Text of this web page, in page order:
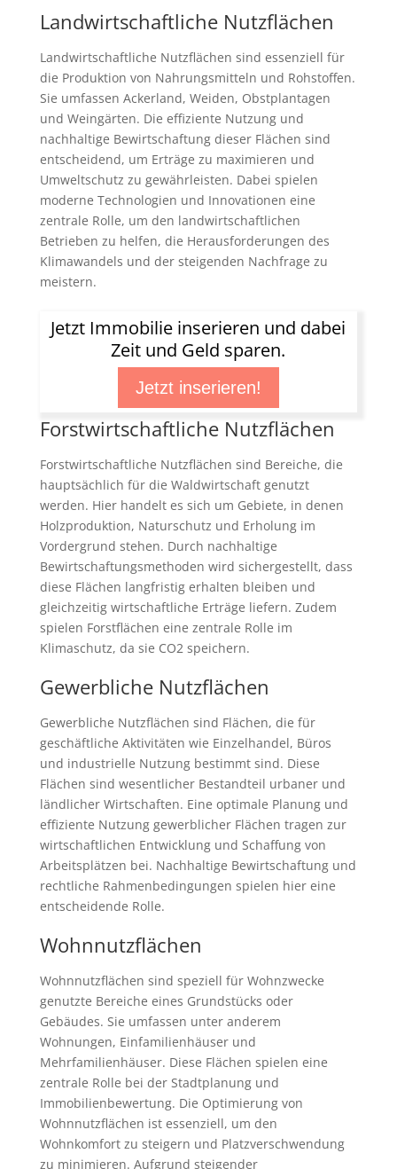
Landwirtschaftliche Nutzflächen
Landwirtschaftliche Nutzflächen sind essenziell für
die Produktion von Nahrungsmitteln und Rohstoffen.
Sie umfassen Ackerland, Weiden, Obstplantagen
und Weingärten. Die effiziente Nutzung und
nachhaltige Bewirtschaftung dieser Flächen sind
entscheidend, um Erträge zu maximieren und
Umweltschutz zu gewährleisten. Dabei spielen
moderne Technologien und Innovationen eine
zentrale Rolle, um den landwirtschaftlichen
Betrieben zu helfen, die Herausforderungen des
Klimawandels und der steigenden Nachfrage zu
meistern.
Jetzt Immobilie inserieren und dabei
Zeit und Geld sparen.
Jetzt inserieren!
Forstwirtschaftliche Nutzflächen
Forstwirtschaftliche Nutzflächen sind Bereiche, die
hauptsächlich für die Waldwirtschaft genutzt
werden. Hier handelt es sich um Gebiete, in denen
Holzproduktion, Naturschutz und Erholung im
Vordergrund stehen. Durch nachhaltige
Bewirtschaftungsmethoden wird sichergestellt, dass
diese Flächen langfristig erhalten bleiben und
gleichzeitig wirtschaftliche Erträge liefern. Zudem
spielen Forstflächen eine zentrale Rolle im
Klimaschutz, da sie CO2 speichern.
Gewerbliche Nutzflächen
Gewerbliche Nutzflächen sind Flächen, die für
geschäftliche Aktivitäten wie Einzelhandel, Büros
und industrielle Nutzung bestimmt sind. Diese
Flächen sind wesentlicher Bestandteil urbaner und
ländlicher Wirtschaften. Eine optimale Planung und
effiziente Nutzung gewerblicher Flächen tragen zur
wirtschaftlichen Entwicklung und Schaffung von
Arbeitsplätzen bei. Nachhaltige Bewirtschaftung und
rechtliche Rahmenbedingungen spielen hier eine
entscheidende Rolle.
Wohnnutzflächen
Wohnnutzflächen sind speziell für Wohnzwecke
genutzte Bereiche eines Grundstücks oder
Gebäudes. Sie umfassen unter anderem
Wohnungen, Einfamilienhäuser und
Mehrfamilienhäuser. Diese Flächen spielen eine
zentrale Rolle bei der Stadtplanung und
Immobilienbewertung. Die Optimierung von
Wohnnutzflächen ist essenziell, um den
Wohnkomfort zu steigern und Platzverschwendung
zu minimieren. Aufgrund steigender